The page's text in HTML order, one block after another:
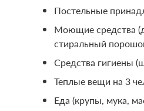
Постельные
Моющие средства
стиральный
Средства гигиены
Теплые вещи на 3
Еда (крупы, мука,